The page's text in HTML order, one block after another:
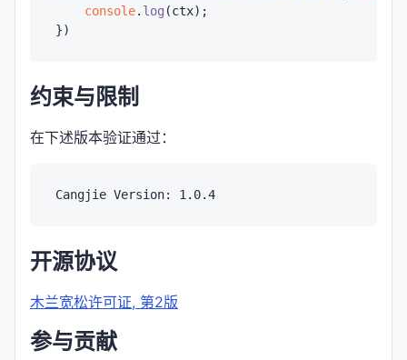
console. log (ctx);
约束与限制
在下述版本验证通过：
开源协议
木兰宽松许可证, 第2版
参与贡献